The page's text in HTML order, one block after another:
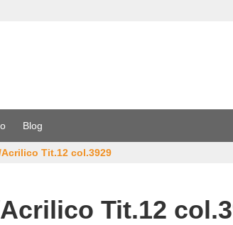
Blog
Acrilico Tit.12 col.3929
Tit.12